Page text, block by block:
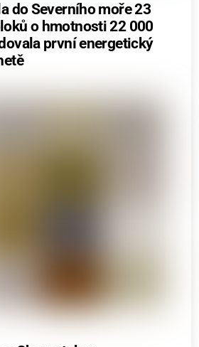
do Severního moře 23
o hmotnosti 22 000
první energetický